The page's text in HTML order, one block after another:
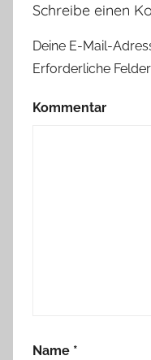
Schreibe einen
Deine E-Mail-
Erforderliche
Kommentar
Name *